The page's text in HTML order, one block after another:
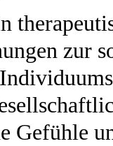
zur
Gefühle